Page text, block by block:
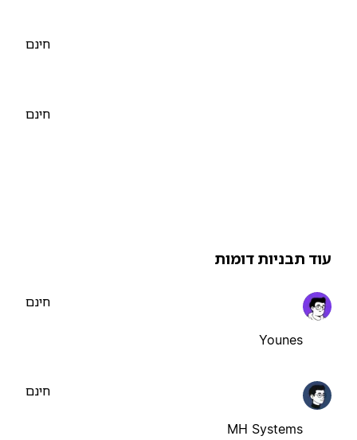
תבניות דומות
Younes
MH Systems